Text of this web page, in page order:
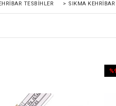
TESBIHLER > SIKMA